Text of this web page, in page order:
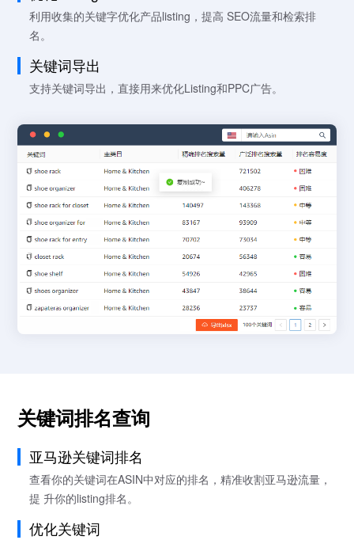
利用收集的关键字优化产品listing，提高 SEO流量和检索排
名。
关键词导出
支持关键词导出，直接用来优化Listing和PPC广告。
关键词排名查询
亚马逊关键词排名
查看你的关键词在ASIN中对应的排名，精准收割亚马逊流量，
提 升你的listing排名。
优化关键词